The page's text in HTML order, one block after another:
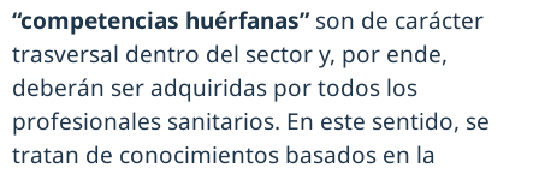
“competencias huérfanas” son de carácter
trasversal dentro del sector y, por ende,
deberán ser adquiridas por todos los
profesionales sanitarios. En este sentido, se
tratan de conocimientos basados en la